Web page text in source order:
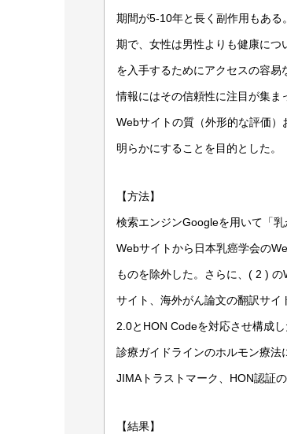
期間が5-10年と長く副作用もあ
期で、女性は男性よりも健康に
を入手するためにアクセスの容
情報にはその信頼性に注目が集
Webサイトの質（外形的な評価
明らかにすることを目的とした。
【方法】
検索エンジンGoogleを用いて「
Webサイトから日本乳癌学会の
ものを除外した。さらに、( 2 )
サイト、海外がん論文の翻訳サ
2.0とHON Codeを対応させ構成
診療ガイドラインのホルモン療法
JIMAトラストマーク、HON認証の
【結果】